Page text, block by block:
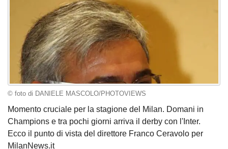
© foto di DANIELE MASCOLO/PHOTOVIEWS
Momento cruciale per la stagione del Milan. Domani in
Champions e tra pochi giorni arriva il derby con l'Inter.
Ecco il punto di vista del direttore Franco Ceravolo per
MilanNews.it